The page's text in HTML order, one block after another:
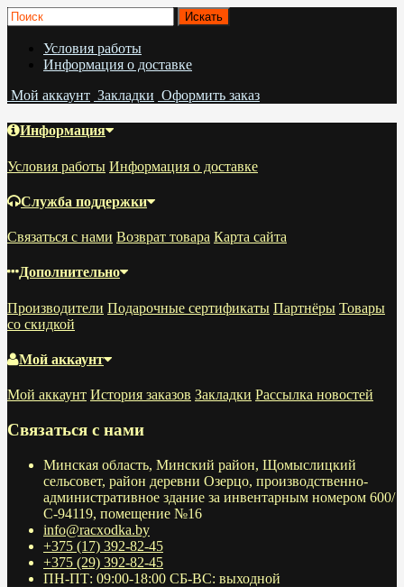
Условия работы
Информация о доставке
Мой аккаунт Закладки Оформить заказ
Информация
Условия работы Информация о доставке
Служба поддержки
Связаться с нами Возврат товара Карта сайта
Дополнительно
Производители Подарочные сертификаты Партнёры Товары
со скидкой
Мой аккаунт
Мой аккаунт История заказов Закладки Рассылка новостей
Связаться с нами
Минская область, Минский район, Щомыслицкий
сельсовет, район деревни Озерцо, производственно-
административное здание за инвентарным номером 600/
С-94119, помещение №16
info@racxodka.by
+375 (17) 392-82-45
+375 (29) 392-82-45
ПН-ПТ: 09:00-18:00 СБ-ВС: выходной